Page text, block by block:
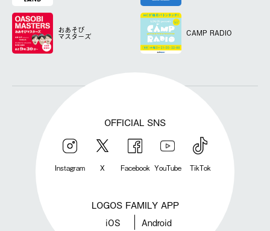
おあそび
マスターズ CAMP RADIO
OFFICIAL SNS
Instagram X Facebook YouTube TikTok
LOGOS FAMILY APP
iOS Android